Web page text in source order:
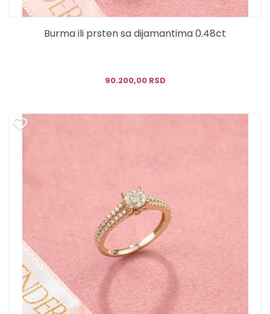
Burma ili prsten sa dijamantima 0.48ct
90.200,00 RSD